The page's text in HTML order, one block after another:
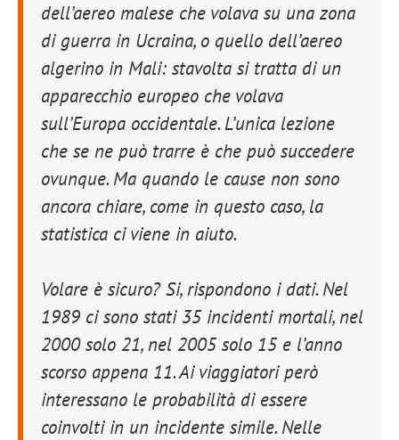
dell’aereo malese che volava su una zona
di guerra in Ucraina, o quello dell’aereo
algerino in Mali: stavolta si tratta di un
apparecchio europeo che volava
sull’Europa occidentale. L’unica lezione
che se ne può trarre è che può succedere
ovunque. Ma quando le cause non sono
ancora chiare, come in questo caso, la
statistica ci viene in aiuto.
Volare è sicuro? Si, rispondono i dati. Nel
1989 ci sono stati 35 incidenti mortali, nel
2000 solo 21, nel 2005 solo 15 e l’anno
scorso appena 11. Ai viaggiatori però
interessano le probabilità di essere
coinvolti in un incidente simile. Nelle